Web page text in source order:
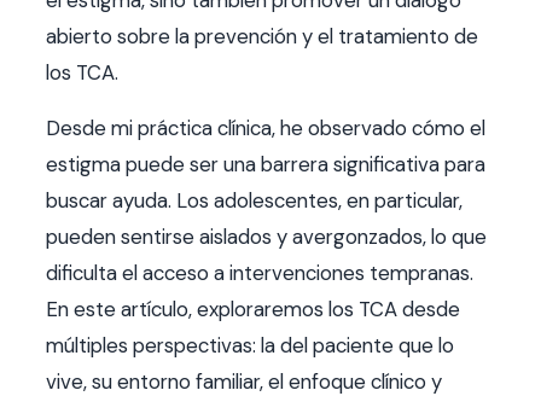
abierto sobre la prevención y el tratamiento de
los TCA.
Desde mi práctica clínica, he observado cómo el
estigma puede ser una barrera significativa para
buscar ayuda. Los adolescentes, en particular,
pueden sentirse aislados y avergonzados, lo que
dificulta el acceso a intervenciones tempranas.
En este artículo, exploraremos los TCA desde
múltiples perspectivas: la del paciente que lo
vive, su entorno familiar, el enfoque clínico y